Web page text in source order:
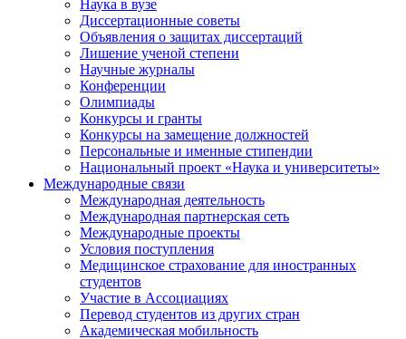
Наука в вузе
Диссертационные советы
Объявления о защитах диссертаций
Лишение ученой степени
Научные журналы
Конференции
Олимпиады
Конкурсы и гранты
Конкурсы на замещение должностей
Персональные и именные стипендии
Национальный проект «Наука и университеты»
Международные связи
Международная деятельность
Международная партнерская сеть
Международные проекты
Условия поступления
Медицинское страхование для иностранных
студентов
Участие в Ассоциациях
Перевод студентов из других стран
Академическая мобильность